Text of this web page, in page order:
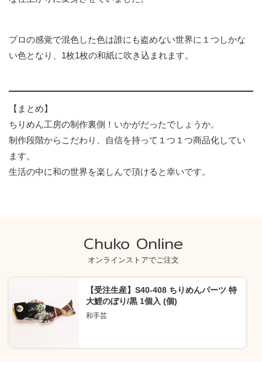
プロの感覚で混色した色は誰にも盗めない世界に１つしかな
い色となり、1枚1枚の和紙に吹き込まれます。
【まとめ】
ちりめん工房の制作裏側！いかがだったでしょうか。
制作段階からこだわり、自信を持って１つ１つ商品化してい
ます。
生活の中に和の世界を楽しんで頂けると幸いです。
Chuko Online
オンラインストアでご注文
【受注生産】S40-408 ちりめんパーツ 特
大鯉のぼり/黒 1個入 (個)
和手芸